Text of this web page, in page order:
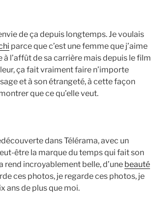
de ça depuis longtemps. Je voulais
parce que c’est une femme que j’aime
à l’affût de sa carrière mais depuis le film
ça fait vraiment faire n’importe
et à son étrangeté, à cette façon
que ce qu’elle veut.
dans Télérama, avec un
être la marque du temps qui fait son
incroyablement belle, d’une beauté
ces photos, je regarde ces photos, je
ans de plus que moi.